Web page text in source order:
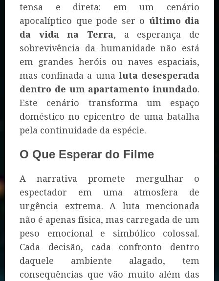
tensa e direta: em um cenário
apocalíptico que pode ser o último dia
da vida na Terra, a esperança de
sobrevivência da humanidade não está
em grandes heróis ou naves espaciais,
mas confinada a uma luta desesperada
dentro de um apartamento inundado.
Este cenário transforma um espaço
doméstico no epicentro de uma batalha
pela continuidade da espécie.
O Que Esperar do Filme
A narrativa promete mergulhar o
espectador em uma atmosfera de
urgência extrema. A luta mencionada
não é apenas física, mas carregada de um
peso emocional e simbólico colossal.
Cada decisão, cada confronto dentro
daquele ambiente alagado, tem
consequências que vão muito além das